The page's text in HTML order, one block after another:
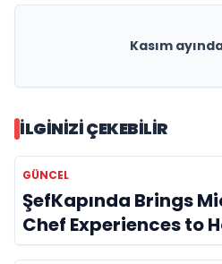
Kasım
İLGINIZI ÇEKEBILIR
GÜNCEL
ŞefKapında Brings
Chef Experiences to
Yachts Across